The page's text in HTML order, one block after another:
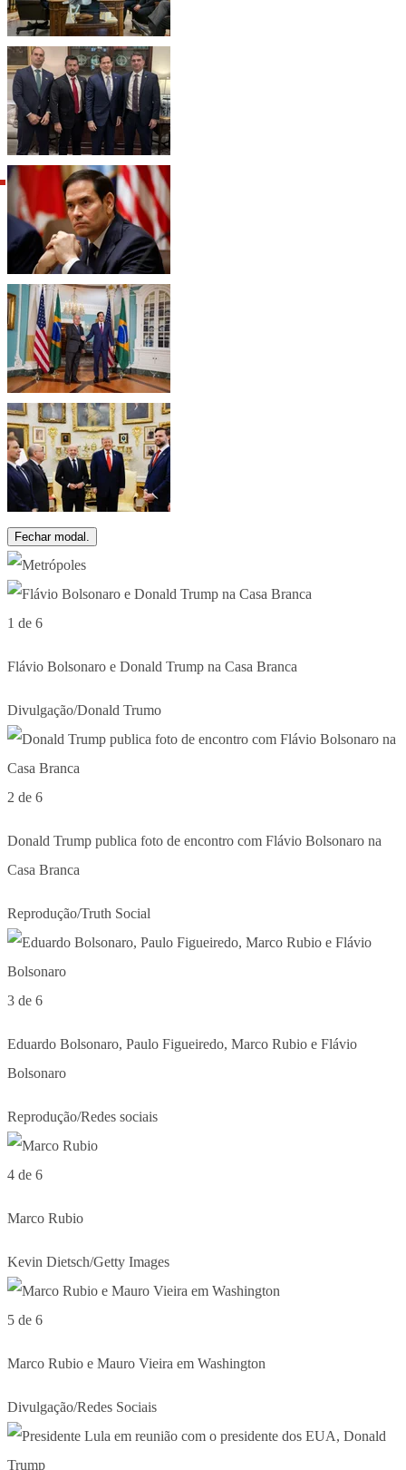
Fechar modal.
1 de 6
Flávio Bolsonaro e Donald Trump na Casa Branca
Divulgação/Donald Trumo
2 de 6
Donald Trump publica foto de encontro com Flávio Bolsonaro na
Casa Branca
Reprodução/Truth Social
3 de 6
Eduardo Bolsonaro, Paulo Figueiredo, Marco Rubio e Flávio
Bolsonaro
Reprodução/Redes sociais
4 de 6
Marco Rubio
Kevin Dietsch/Getty Images
5 de 6
Marco Rubio e Mauro Vieira em Washington
Divulgação/Redes Sociais